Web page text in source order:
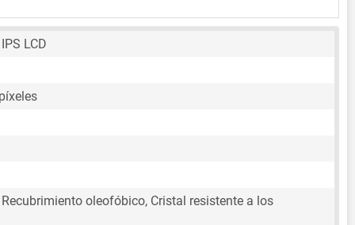
LCD
oleofóbico, Cristal resistente a los